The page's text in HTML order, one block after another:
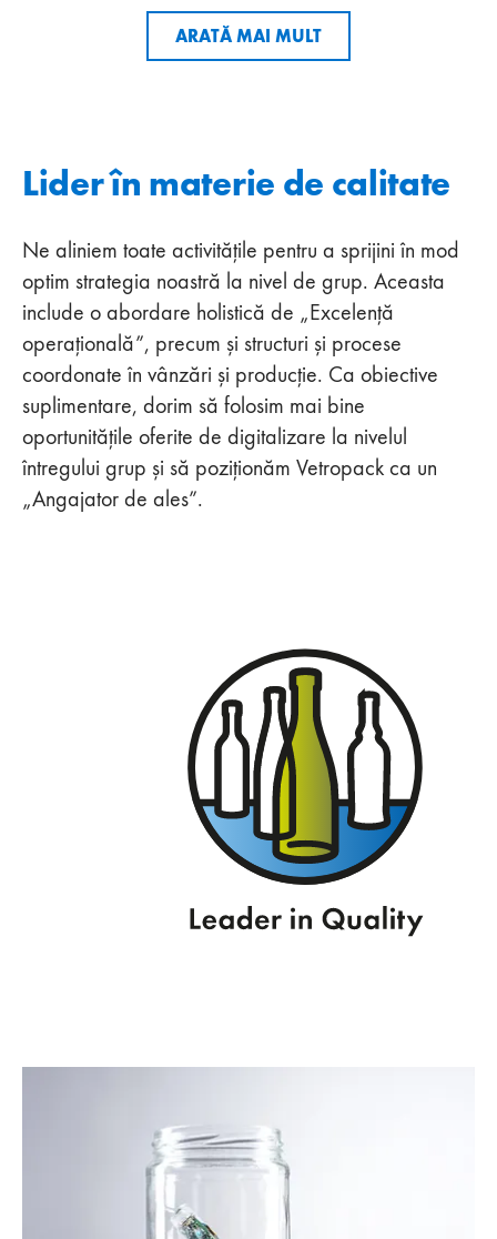
ARATĂ MAI MULT
Lider în materie de calitate
Ne aliniem toate activitățile pentru a sprijini în mod
optim strategia noastră la nivel de grup. Aceasta
include o abordare holistică de „Excelență
operațională”, precum și structuri și procese
coordonate în vânzări și producție. Ca obiective
suplimentare, dorim să folosim mai bine
oportunitățile oferite de digitalizare la nivelul
întregului grup și să poziționăm Vetropack ca un
„Angajator de ales”.